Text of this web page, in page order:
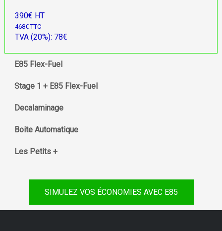
390€ HT
468€ TTC
TVA (20%): 78€
E85 Flex-Fuel
Stage 1 + E85 Flex-Fuel
Decalaminage
Boite Automatique
Les Petits +
SIMULEZ VOS ÉCONOMIES AVEC E85